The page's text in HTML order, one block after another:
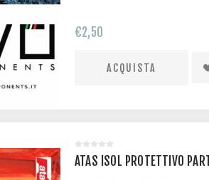
€2,50
ATAS ISOL PROTETTIVO